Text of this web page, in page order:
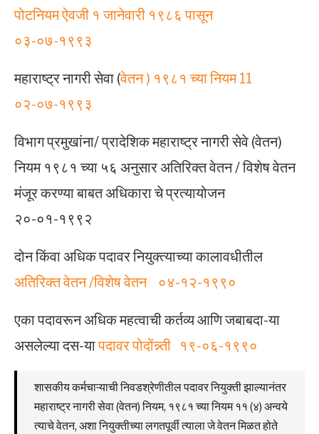
पोटनियम ऐवजी १ जानेवारी १९८६ पासून
०३-०७-१९९३
महाराष्ट्र नागरी सेवा (वेतन ) १९८१ च्या नियम 11
०२-०७-१९९३
विभाग प्रमुखांना/ प्रादेशिक महाराष्ट्र नागरी सेवे (वेतन)
नियम १९८१ च्या ५६ अनुसार अतिरिक्त वेतन / विशेष वेतन
मंजूर करण्या बाबत अधिकारा चे प्रत्यायोजन
२०-०१-१९९२
दोन किंवा अधिक पदावर नियुक्त्याच्या कालावधीतील
अतिरिक्त वेतन /विशेष वेतन ०४-१२-१९९०
एका पदावरून अधिक महत्वाची कर्तव्य आणि जबाबदा-या
असलेल्या दस-यापदावर पोदोंन्न्ती १९-०६-१९९०
शासकीय कर्मचाऱ्याची निवडश्रेणीतील पदावर नियुक्ती झाल्यानंतर
महाराष्ट्र नागरी सेवा (वेतन) नियम, १९८१ च्या नियम ११ (४) अन्वये
त्याचे वेतन, अशा नियुक्तीच्या लगतपूर्वी त्याला जे वेतन मिळत होते